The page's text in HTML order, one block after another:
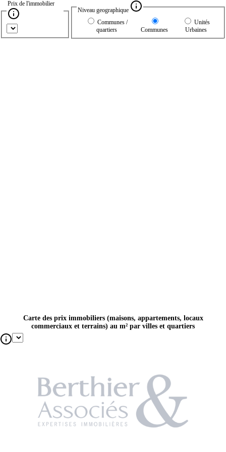
Prix de l'immobilier
Niveau geographique
Communes /
quartiers
Communes
Unités
Urbaines
Carte des prix immobiliers (maisons, appartements, locaux
commerciaux et terrains) au m² par villes et quartiers